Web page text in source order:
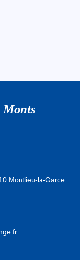
Monts
Montlieu-la-Garde